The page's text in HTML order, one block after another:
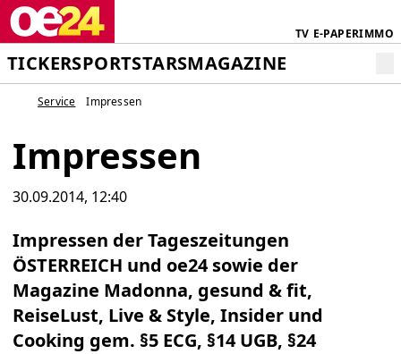
TV E-PAPERIMMO
TICKERSPORTSTARSMAGAZINE
Service Impressen
Impressen
30.09.2014, 12:40
Impressen der Tageszeitungen
ÖSTERREICH und oe24 sowie der
Magazine Madonna, gesund & fit,
ReiseLust, Live & Style, Insider und
Cooking gem. §5 ECG, §14 UGB, §24